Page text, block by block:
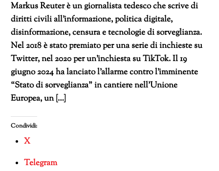
Markus Reuter è un giornalista tedesco che scrive di
diritti civili all’informazione, politica digitale,
disinformazione, censura e tecnologie di sorveglianza.
Nel 2018 è stato premiato per una serie di inchieste su
Twitter, nel 2020 per un’inchiesta su TikTok. Il 19
giugno 2024 ha lanciato l’allarme contro l’imminente
“Stato di sorveglianza” in cantiere nell’Unione
Europea, un […]
Condividi:
X
Telegram